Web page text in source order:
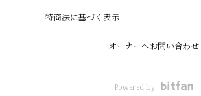
特商法に基づく表示
オーナーへお問い合わせ
Powered by